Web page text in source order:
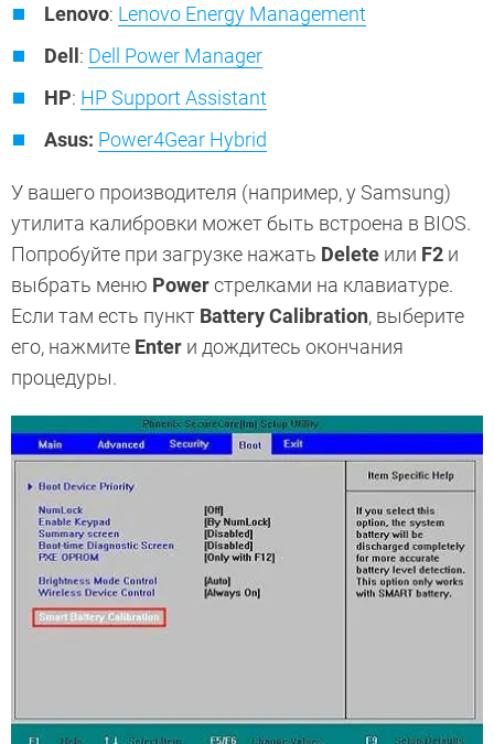
Lenovo: Lenovo Energy Management
Dell: Dell Power Manager
HP: HP Support Assistant
Asus: Power4Gear Hybrid
У вашего производителя (например, у Samsung)
утилита калибровки может быть встроена в BIOS.
Попробуйте при загрузке нажать Delete или F2 и
выбрать меню Powerстрелками на клавиатуре.
Если там есть пункт Battery Calibration, выберите
его, нажмите Enter и дождитесь окончания
процедуры.